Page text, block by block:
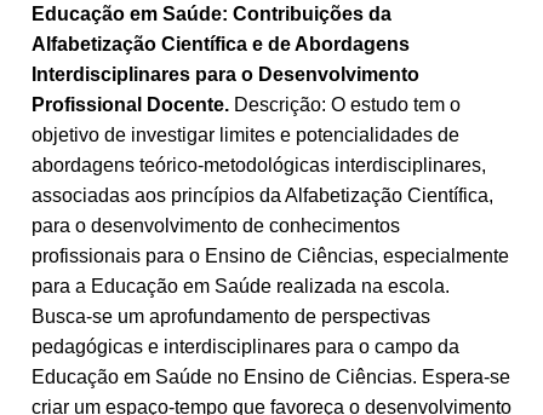
Educação em Saúde: Contribuições da
Alfabetização Científica e de Abordagens
Interdisciplinares para o Desenvolvimento
Profissional Docente. Descrição: O estudo tem o
objetivo de investigar limites e potencialidades de
abordagens teórico-metodológicas interdisciplinares,
associadas aos princípios da Alfabetização Científica,
para o desenvolvimento de conhecimentos
profissionais para o Ensino de Ciências, especialmente
para a Educação em Saúde realizada na escola.
Busca-se um aprofundamento de perspectivas
pedagógicas e interdisciplinares para o campo da
Educação em Saúde no Ensino de Ciências. Espera-se
criar um espaço-tempo que favoreça o desenvolvimento